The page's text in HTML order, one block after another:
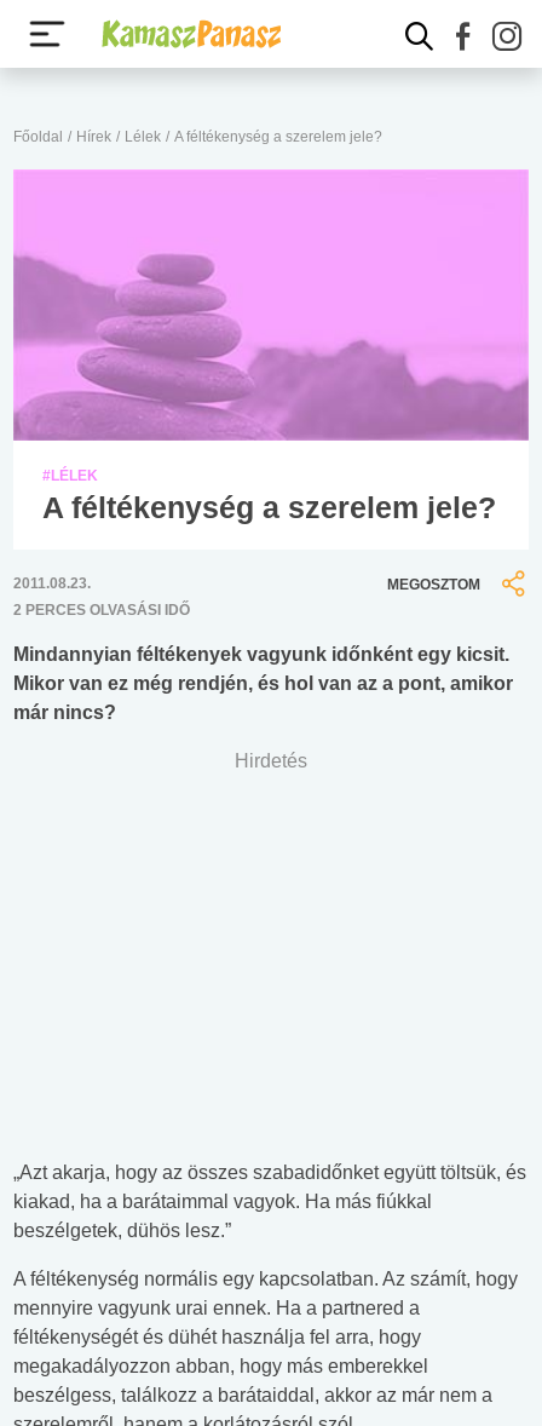
Főoldal / Hírek / Lélek / A féltékenység a szerelem jele?
#LÉLEK
A féltékenység a szerelem jele?
2011.08.23.
2 PERCES OLVASÁSI IDŐ
MEGOSZTOM
Mindannyian féltékenyek vagyunk időnként egy kicsit.
Mikor van ez még rendjén, és hol van az a pont, amikor
már nincs?
Hirdetés
„Azt akarja, hogy az összes szabadidőnket együtt töltsük, és
kiakad, ha a barátaimmal vagyok. Ha más fiúkkal
beszélgetek, dühös lesz.”
A féltékenység normális egy kapcsolatban. Az számít, hogy
mennyire vagyunk urai ennek. Ha a partnered a
féltékenységét és dühét használja fel arra, hogy
megakadályozzon abban, hogy más emberekkel
beszélgess, találkozz a barátaiddal, akkor az már nem a